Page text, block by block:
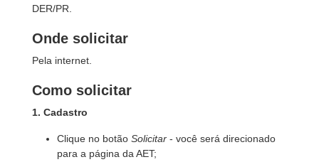
DER/PR.
Onde solicitar
Pela internet.
Como solicitar
1. Cadastro
Clique no botão Solicitar - você será direcionado
para a página da AET;